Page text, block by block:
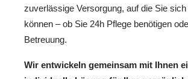
zuverlässige Versorgung, auf die Sie
können – ob Sie 24h Pflege benötigen
Betreuung.
Wir entwickeln gemeinsam mit Ihnen